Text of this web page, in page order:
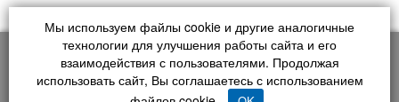
Обратный звонок
© ООО «ВСиР», 2026
Мы используем файлы cookie и другие аналогичные
технологии для улучшения работы сайта и его
взаимодействия с пользователями. Продолжая
использовать сайт, Вы соглашаетесь с использованием
Сайт использует файлы cookie сервисов аналитики Яндекс.Метрика и
Mail.ru. Продолжая использовать сайт, вы соглашаетесь с нашей
Политикой обработки персональных данных.